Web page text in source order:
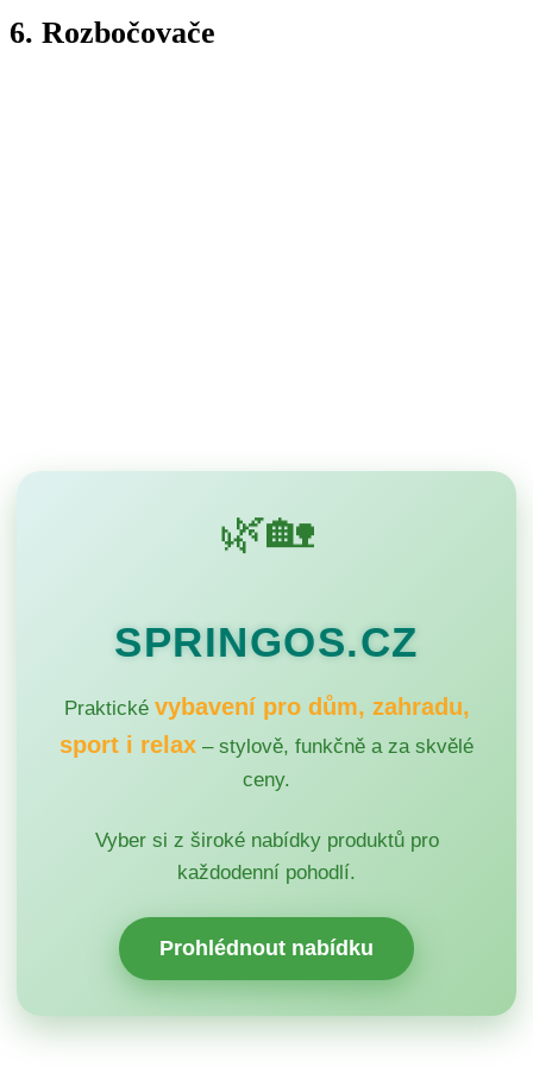
6. Rozbočovače
🌿🏡
SPRINGOS.CZ
Praktické vybavení pro dům, zahradu,
sport i relax – stylově, funkčně a za skvělé
ceny.
Vyber si z široké nabídky produktů pro
každodenní pohodlí.
Prohlédnout nabídku